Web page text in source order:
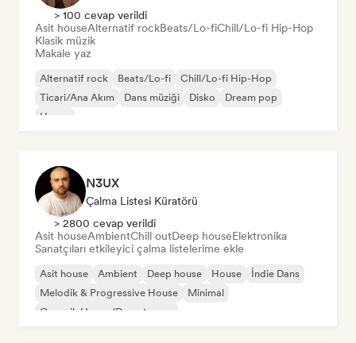
> 100 cevap verildi
Asit houseAlternatif rockBeats/Lo-fiChill/Lo-fi Hip-Hop
Klasik müzik
Makale yaz
Alternatif rock Beats/Lo-fi
Chill/Lo-fi Hip-Hop
Ticari/Ana Akım
Dans müziği Disko
Dream pop
House
N3UX
Çalma Listesi Küratörü
> 2800 cevap verildi
Asit houseAmbientChill outDeep houseElektronika
Sanatçıları etkileyici çalma listelerime ekle
Asit house Ambient Deep house House
İndie Dans
Melodik & Progressive House
Minimal
Organik House/Downtempo